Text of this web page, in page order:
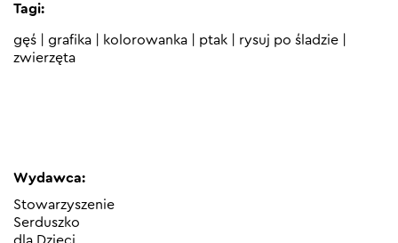
Tagi:
gęś grafika kolorowanka ptak rysuj po śladzie
zwierzęta
Wydawca:
Stowarzyszenie
Serduszko